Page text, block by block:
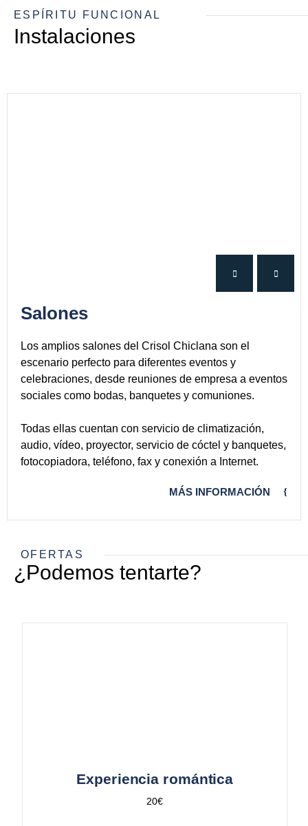
ESPÍRITU FUNCIONAL
Instalaciones
Salones
Los amplios salones del Crisol Chiclana son el
escenario perfecto para diferentes eventos y
celebraciones, desde reuniones de empresa a eventos
sociales como bodas, banquetes y comuniones.
Todas ellas cuentan con servicio de climatización,
audio, vídeo, proyector, servicio de cóctel y banquetes,
fotocopiadora, teléfono, fax y conexión a Internet.
MÁS INFORMACIÓN
OFERTAS
¿Podemos tentarte?
Experiencia romántica
20€